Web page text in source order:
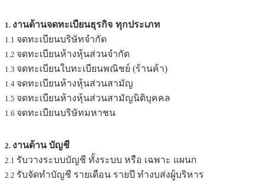
1. งานด้านจดทะเบียนธุรกิจ ทุกประเภท
1.1 จดทะเบียนบริษัทจำกัด
1.2 จดทะเบียนห้างหุ้นส่วนจำกัด
1.3 จดทะเบียนใบทะเบียนพณิชย์ (ร้านค้า)
1.4 จดทะเบียนห้างหุ้นส่วนสามัญ
1.5 จดทะเบียนห้างหุ้นส่วนสามัญนิติบุคคล
1.6 จดทะเบียนบริษัทมหาชน
2. งานด้าน บัญชี
2.1 รับวางระบบบัญชี ทั้งระบบ หรือ เฉพาะ แผนก
2.2 รับจัดทำบัญชี รายเดือน รายปี ทำงบส่งผู้บริหาร